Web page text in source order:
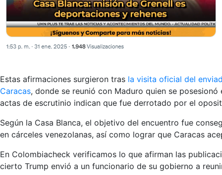
Estas afirmaciones surgieron tras la visita oficial del
Caracas, donde se reunió con Maduro quien se
actas de escrutinio indican que fue derrotado por el
Según la Casa Blanca, el objetivo del encuentro fue
en cárceles venezolanas, así como lograr que Caracas
En Colombiacheck verificamos lo que afirman las
cierto Trump envió a un funcionario de su gobierno a